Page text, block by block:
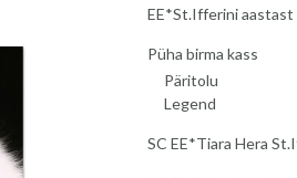
EE*St.Ifferini aastast
Püha birma kass
Päritolu
Legend
SC EE*Tiara Hera